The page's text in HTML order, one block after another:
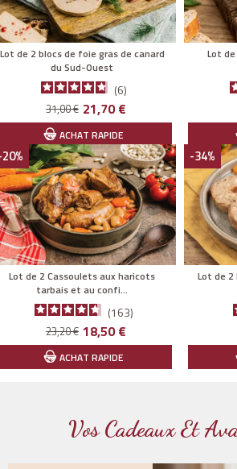
Lot de 2 blocs de foie gras de canard
du Sud-Ouest
6
Prix
de
base
31,00 € Prix
21,70 €
ACHAT RAPIDE
Lot de 2 Grattons de canard à
Lot de 2 Cassoulets aux haricots
tarbais et au confi...
163
Prix
de
23,20 € Prix
18,50 €
ACHAT RAPIDE
-34%
Lot de 2 Médaillons de volaille à la
Vos Cadeaux Et